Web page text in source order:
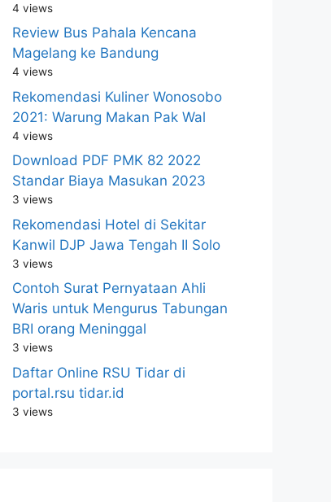
4 views
Review Bus Pahala Kencana
Magelang ke Bandung
4 views
Rekomendasi Kuliner Wonosobo
2021: Warung Makan Pak Wal
4 views
Download PDF PMK 82 2022
Standar Biaya Masukan 2023
3 views
Rekomendasi Hotel di Sekitar
Kanwil DJP Jawa Tengah II Solo
3 views
Contoh Surat Pernyataan Ahli
Waris untuk Mengurus Tabungan
BRI orang Meninggal
3 views
Daftar Online RSU Tidar di
portal.rsu tidar.id
3 views